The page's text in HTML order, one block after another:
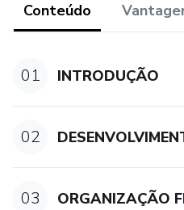
Conteúdo
01 INTRODUÇÃO
02
03 ORGANIZAÇÃO